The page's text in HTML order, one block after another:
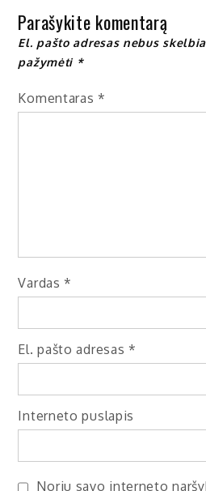
Parašykite komentarą
El. pašto adresas nebus
pažymėti *
Komentaras *
Vardas *
El. pašto adresas *
Interneto puslapis
Noriu savo interneto